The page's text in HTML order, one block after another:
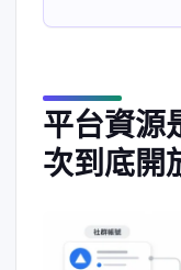
平台資源
次到底開